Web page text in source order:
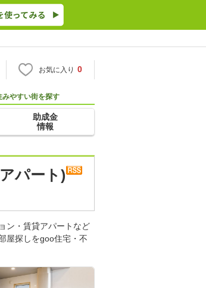
お気に入り 0
みやすい街を探す
助成金
情報
パート)
ン・賃貸アパートなど
屋探しをgoo住宅・不